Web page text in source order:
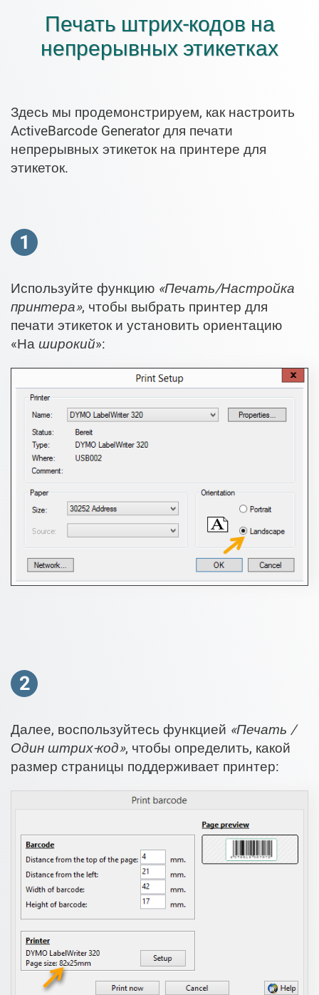
Печать штрих-кодов на
непрерывных этикетках
Здесь мы продемонстрируем, как настроить
ActiveBarcode Generator для печати
непрерывных этикеток на принтере для
этикеток.
1
Используйте функцию «Печать/Настройка
принтера», чтобы выбрать принтер для
печати этикеток и установить ориентацию
«На широкий»:
2
Далее, воспользуйтесь функцией «Печать /
Один штрих-код», чтобы определить, какой
размер страницы поддерживает принтер: